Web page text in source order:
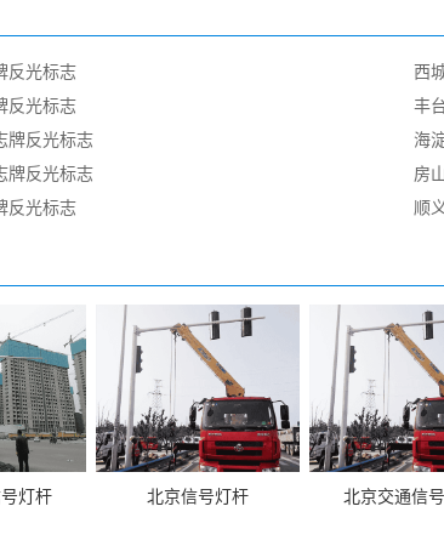
反光标志
西
反光标志
丰
牌反光标志
海
牌反光标志
房
反光标志
顺
灯杆 北京信号灯杆 北京交通信